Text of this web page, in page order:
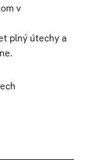
v
plný útechy a